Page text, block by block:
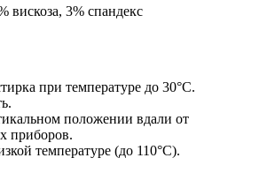
вискоза, 3% спандекс
при температуре до 30°C.
положении вдали от
приборов.
температуре (до 110°C).